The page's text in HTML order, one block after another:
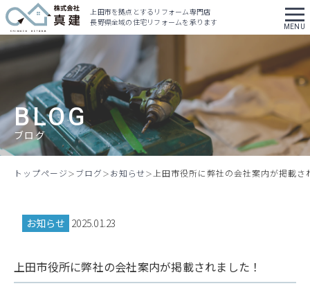
上田市を拠点とするリフォーム専門店
長野県全域の住宅リフォームを承ります
BLOG
ブログ
トップページ ブログ お知らせ 上田市役所に弊社の会社案内が掲載さ
お知らせ 2025.01.23
上田市役所に弊社の会社案内が掲載されました！